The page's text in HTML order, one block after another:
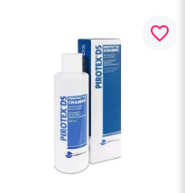
favorite_border